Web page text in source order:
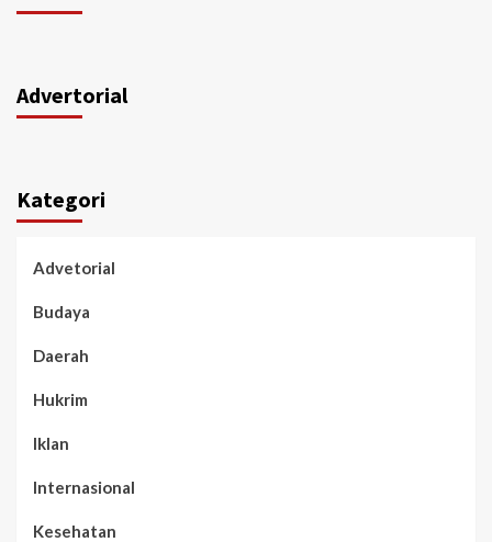
Advertorial
Kategori
Advetorial
Budaya
Daerah
Hukrim
Iklan
Internasional
Kesehatan